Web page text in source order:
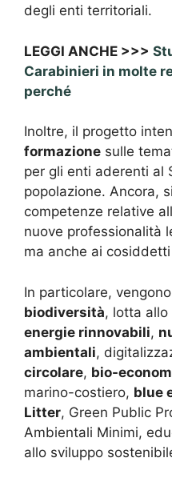
degli enti territoriali.
LEGGI ANCHE >>>
Carabinieri in molte
perché
Inoltre, il progetto
formazione sulle
per gli enti aderenti al
popolazione. Ancora,
competenze relative
nuove professionalità
ma anche ai cosiddetti
In particolare,
biodiversità, lotta allo
energie rinnovabili,
ambientali,
circolare, bio-
marino-costiero, blue
Litter, Green Public
Ambientali Minimi,
allo sviluppo